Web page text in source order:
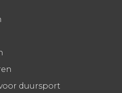
duursport